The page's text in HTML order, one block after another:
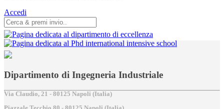
Accedi
Dipartimento di Ingegneria Industriale
Via Claudio, 21 - 80125 Napoli (Italia)